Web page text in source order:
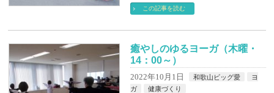
この記事を読む
癒やしのゆるヨーガ（木曜・
14：00～）
2022年10月1日 和歌山ビッグ愛
ヨ
ガ
健康づくり